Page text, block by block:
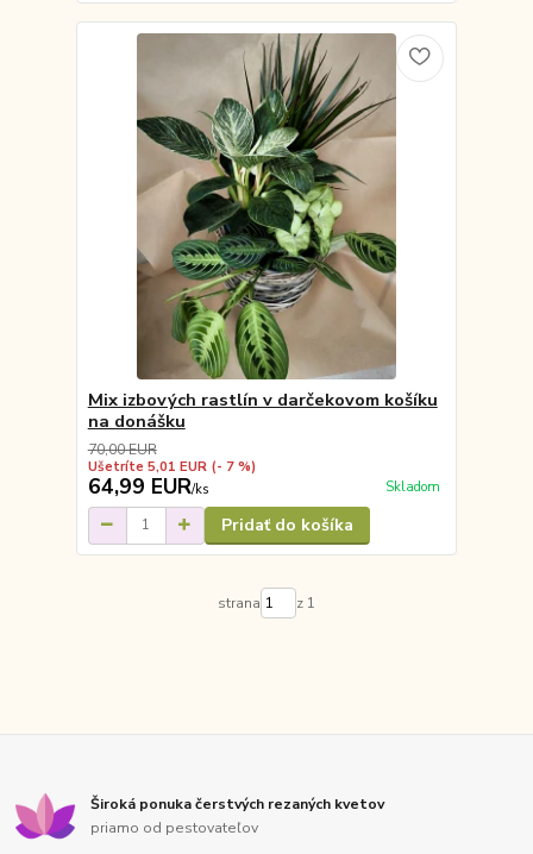
Mix izbových rastlín v darčekovom košíku
na donášku
70,00 EUR
Ušetríte 5,01 EUR (- 7 %)
64,99 EUR/ks Skladom
Pridať do košíka
strana z 1
Široká ponuka čerstvých rezaných kvetov
priamo od pestovateľov